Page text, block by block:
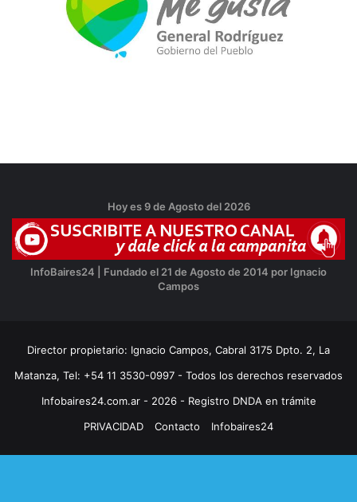
Hoy es 9 de Agosto del 2026
InfoBaires24 | Fundado el 21 de Agosto de 2014 por Ignacio
Campos
Director propietario: Ignacio Campos, Cabral 3175 Dpto. 2, La
Matanza, Tel: +54 11 3530-0997 - Todos los derechos reservados
Infobaires24.com.ar - 2026 - Registro DNDA en trámite
PRIVACIDAD
Contacto Infobaires24